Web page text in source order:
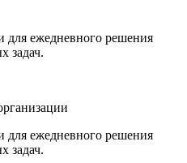
ежедневного решения
задач.
ежедневного решения
задач.